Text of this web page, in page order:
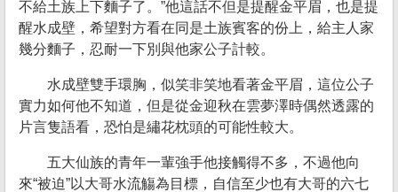
不給土族上下麵子了。”他這話不但是提醒金平眉，也是提
醒水成壁，希望對方看在同是土族賓客的份上，給主人家
幾分麵子，忍耐一下別與他家公子計較。
水成壁雙手環胸，似笑非笑地看著金平眉，這位公子
實力如何他不知道，但是從金迎秋在雲夢澤時偶然透露的
片言隻語看，恐怕是繡花枕頭的可能性較大。
五大仙族的青年一輩強手他接觸得不多，不過他向
來“被迫”以大哥水流觴為目標，自信至少也有大哥的六七